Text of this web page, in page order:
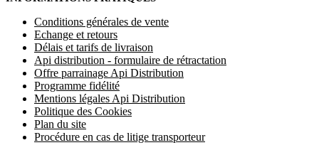
Conditions générales de vente
Echange et retours
Délais et tarifs de livraison
Api distribution - formulaire de rétractation
Offre parrainage Api Distribution
Programme fidélité
Mentions légales Api Distribution
Politique des Cookies
Plan du site
Procédure en cas de litige transporteur